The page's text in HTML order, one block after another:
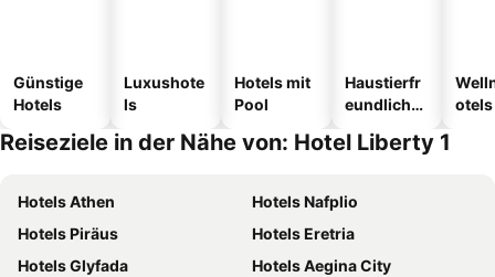
Günstige
Hotels
Luxushote
ls
Hotels mit
Pool
Haustierfr
eundliche
otels
Reiseziele in der Nähe von: Hotel Liberty 1
Hotels Athen
Hotels Nafplio
Hotels Piräus
Hotels Eretria
Hotels Glyfada
Hotels Aegina City